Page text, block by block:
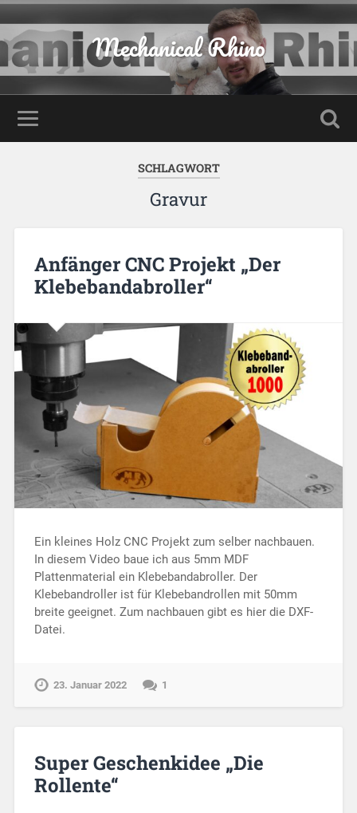
Mechanical Rhino
SCHLAGWORT
Gravur
Anfänger CNC Projekt „Der
Klebebandabroller“
Ein kleines Holz CNC Projekt zum selber nachbauen.
In diesem Video baue ich aus 5mm MDF
Plattenmaterial ein Klebebandabroller. Der
Klebebandroller ist für Klebebandrollen mit 50mm
breite geeignet. Zum nachbauen gibt es hier die DXF-
Datei.
23. Januar 2022 1
Super Geschenkidee „Die
Rollente“